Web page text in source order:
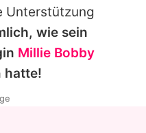
Unterstützung
wie sein
Millie Bobby
hatte!